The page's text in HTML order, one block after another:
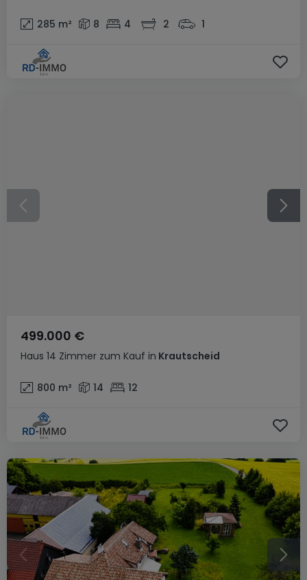
285 m² 8 4 2 1
Haus 14 Zimmer zum Kauf in Krautscheid
499.000 €
800 m² 14 12